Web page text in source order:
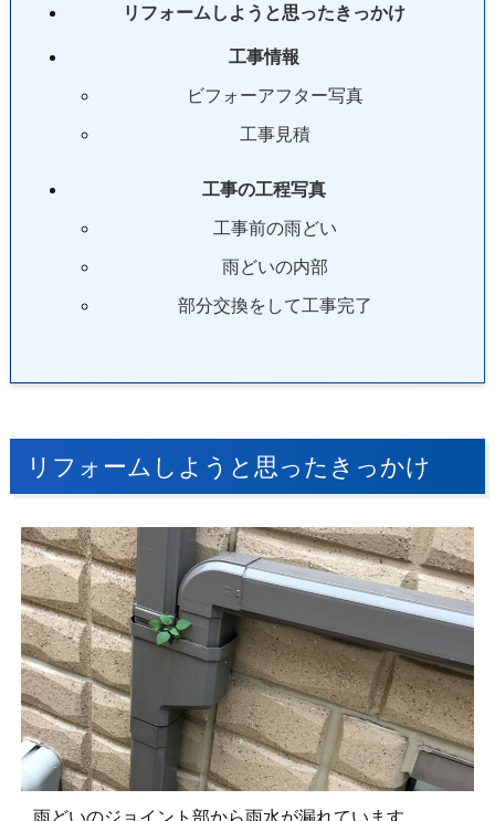
リフォームしようと思ったきっかけ
工事情報
ビフォーアフター写真
工事見積
工事の工程写真
工事前の雨どい
雨どいの内部
部分交換をして工事完了
リフォームしようと思ったきっかけ
雨どいのジョイント部から雨水が漏れています。